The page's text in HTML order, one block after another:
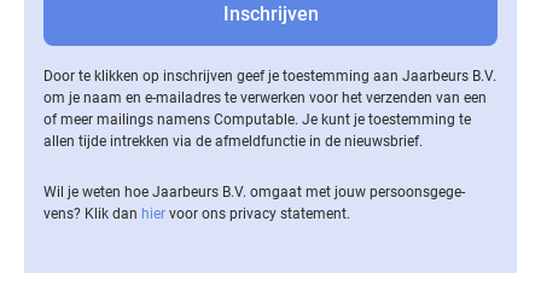
Door te klikken op inschrijven geef je toestemming aan Jaarbeurs B.V.
om je naam en e-mailadres te verwerken voor het verzenden van een
of meer mailings namens Computable. Je kunt je toestemming te
allen tijde intrekken via de af­meld­func­tie in de nieuwsbrief.
Wil je weten hoe Jaarbeurs B.V. omgaat met jouw per­soons­ge­ge­
vens? Klik dan hier voor ons privacy statement.